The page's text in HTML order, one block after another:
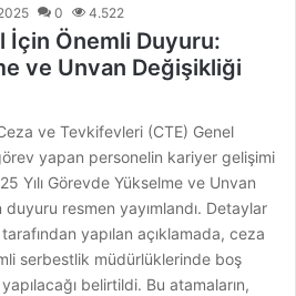
0 4.522
İçin Önemli Duyuru:
ve Unvan Değişikliği
ve Tevkifevleri (CTE) Genel
yapan personelin kariyer gelişimi
Yılı Görevde Yükselme ve Unvan
duyuru resmen yayımlandı. Detaylar
yapılan açıklamada, ceza
serbestlik müdürlüklerinde boş
belirtildi. Bu atamaların,